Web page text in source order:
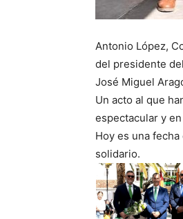
Antonio López,
del presidente del
José Miguel
Un acto al que
espectacular y
Hoy es una
solidario.